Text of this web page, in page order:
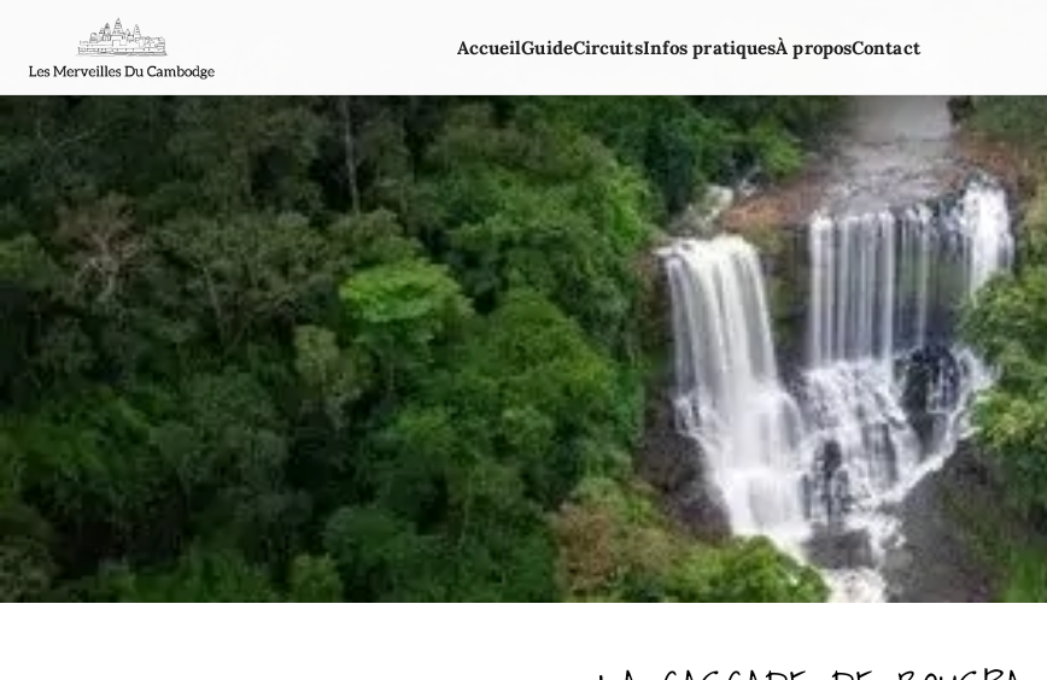
AccueilGuideCircuitsInfos pratiquesÀ proposContact